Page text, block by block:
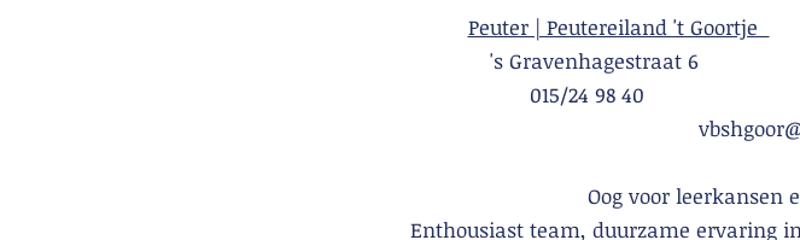
Peuter | Peutereiland 't Goortje
's
015/24 98
Oog voor leerkansen
Enthousiast team, duurzame ervaring